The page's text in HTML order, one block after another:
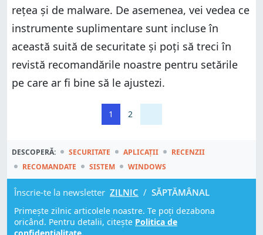
rețea și de malware. De asemenea, vei vedea ce
instrumente suplimentare sunt incluse în
această suită de securitate și poți să treci în
revistă recomandările noastre pentru setările
pe care ar fi bine să le ajustezi.
1 2
DESCOPERĂ: SECURITATE APLICAȚII
RECENZII
RECOMANDATE
SISTEM WINDOWS
Înscrie-te la newsletter ZILNIC / SĂPTĂMÂNAL
Primește zilnic articolele noastre. Te poți dezabona
oricând. Pentru detalii, citește Politica de
confidențialitate.